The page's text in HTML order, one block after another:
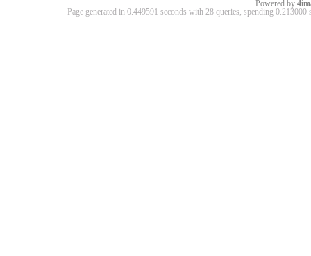
Powered by
Page generated in 0.449591 seconds with 28 queries, spending